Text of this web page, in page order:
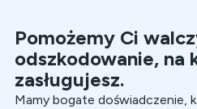
Pomożemy Ci
odszkodowanie, na
zasługujesz.
Mamy bogate doświadczenie,